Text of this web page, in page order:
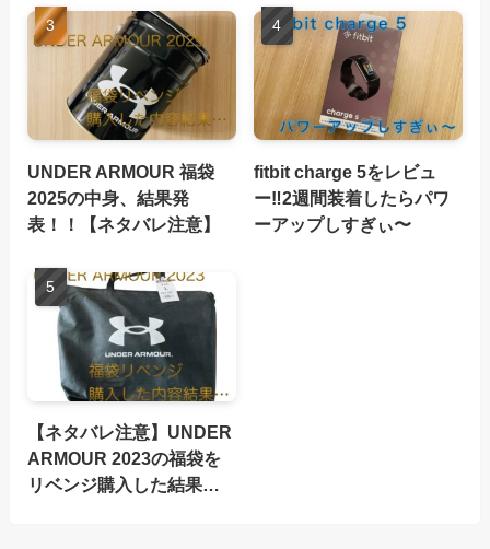
UNDER ARMOUR 福袋
2025の中身、結果発
表！！【ネタバレ注意】
fitbit charge 5をレビュ
ー‼︎2週間装着したらパワ
ーアップしすぎぃ〜
【ネタバレ注意】UNDER
ARMOUR 2023の福袋を
リベンジ購入した結果…